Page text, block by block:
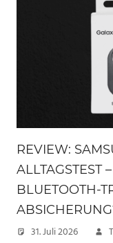
REVIEW:
ALLTAGSTEST
BLUETOOTH-
31. Juli 2026